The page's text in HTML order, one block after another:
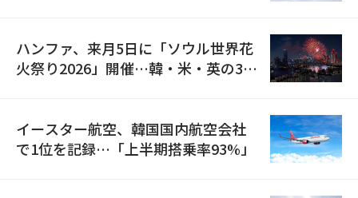
ハンファ、来月5日に「ソウル世界花
火祭り2026」開催…韓・米・英の3カ
イースター航空、韓国国内航空会社
で1位を記録…「上半期搭乗率93%」